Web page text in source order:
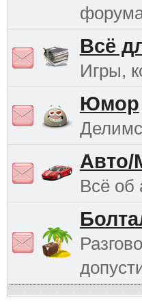
Всё
Игры,
Юмор
Авто/
Всё об